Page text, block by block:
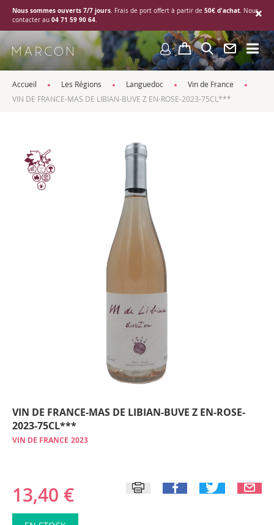
Nous sommes ouverts 7/7 jours. Frais de port offert à partir de 50€ d'achat. Nous
contacter au 04 71 59 90 64.
Accueil Les Régions Languedoc
Vin de France
VIN DE FRANCE-MAS DE LIBIAN-BUVE Z EN-ROSE-2023-75CL***
VIN DE FRANCE-MAS DE LIBIAN-BUVE Z EN-ROSE-
2023-75CL***
VIN DE FRANCE 2023
13,40 €